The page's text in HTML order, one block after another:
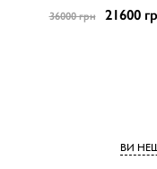
36000 грн 21600
ВИ